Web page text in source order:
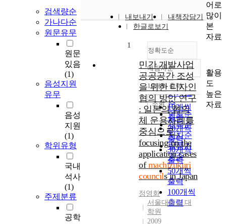
검색량순
가나다순
원문유무
원문
있음
(1)
음성지원
유무
음성
지원
(1)
학위유형
국내
석사
(1)
주제분류
공학
내보내기
내책장담기
한글로보기
정확도순
정확도
순
인기도
순
연도순
제목순
저자순
발행기
관순
내림차순
내림차순
10개씩 출력
10개씩
출력
20개씩
출력
30개씩
출력
50개씩
출력
100개씩
출력
조회
1
민간 개발사업
공공공간 조성
을 위한 디자인
협의 방안 연구
: 일본의 협의
체 운용사례를
중심으로 :
focusing on the
application cases
of machizukuri
councils in Japan
정영화
서울대학교 대
학원
2009
어로
많이
본
자료
활용
도
높은
자료